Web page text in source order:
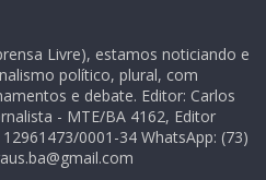
Livre), estamos noticiando e
político, plural, com
e debate. Editor: Carlos
- MTE/BA 4162, Editor
0001-34 WhatsApp: (73)